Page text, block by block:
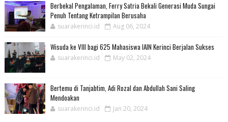
Berbekal Pengalaman, Ferry Satria Bekali Generasi Muda Sungai
Penuh Tentang Ketrampilan Berusaha
suarakerinci.id Aug 06, 2024
Wisuda ke VIII bagi 625 Mahasiswa IAIN Kerinci Berjalan Sukses
suarakerinci.id May 02, 2024
Bertemu di Tanjabtim, Adi Rozal dan Abdullah Sani Saling
Mendoakan
suarakerinci.id Jan 20, 2024